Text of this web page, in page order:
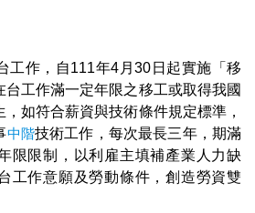
工作，自111年4月30日起實施「移
台工作滿一定年限之移工或取得我國
如符合薪資與技術條件規定標準，
中階技術工作，每次最長三年，期滿
限限制，以利雇主填補產業人力缺
工作意願及勞動條件，創造勞資雙